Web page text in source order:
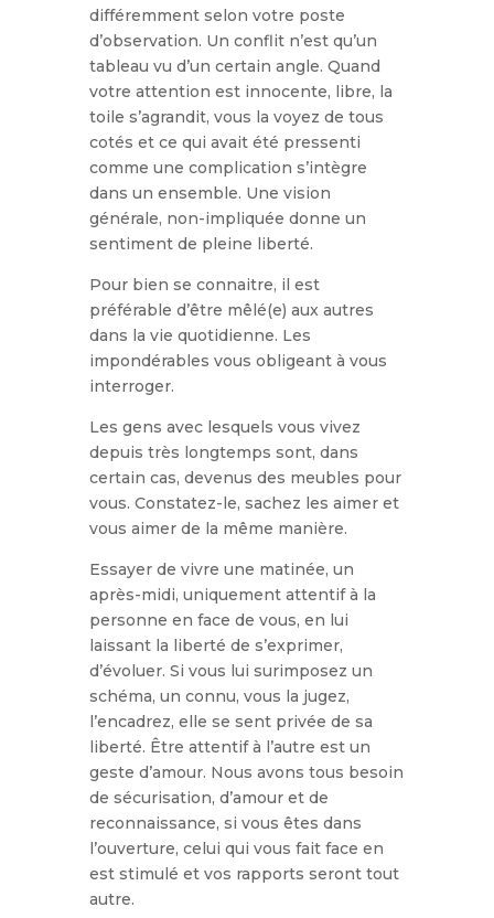
différemment selon votre poste
d’observation. Un conflit n’est qu’un
tableau vu d’un certain angle. Quand
votre attention est innocente, libre, la
toile s’agrandit, vous la voyez de tous
cotés et ce qui avait été pressenti
comme une complication s’intègre
dans un ensemble. Une vision
générale, non-impliquée donne un
sentiment de pleine liberté.
Pour bien se connaitre, il est
préférable d’être mêlé(e) aux autres
dans la vie quotidienne. Les
impondérables vous obligeant à vous
interroger.
Les gens avec lesquels vous vivez
depuis très longtemps sont, dans
certain cas, devenus des meubles pour
vous. Constatez-le, sachez les aimer et
vous aimer de la même manière.
Essayer de vivre une matinée, un
après-midi, uniquement attentif à la
personne en face de vous, en lui
laissant la liberté de s’exprimer,
d’évoluer. Si vous lui surimposez un
schéma, un connu, vous la jugez,
l’encadrez, elle se sent privée de sa
liberté. Être attentif à l’autre est un
geste d’amour. Nous avons tous besoin
de sécurisation, d’amour et de
reconnaissance, si vous êtes dans
l’ouverture, celui qui vous fait face en
est stimulé et vos rapports seront tout
autre.